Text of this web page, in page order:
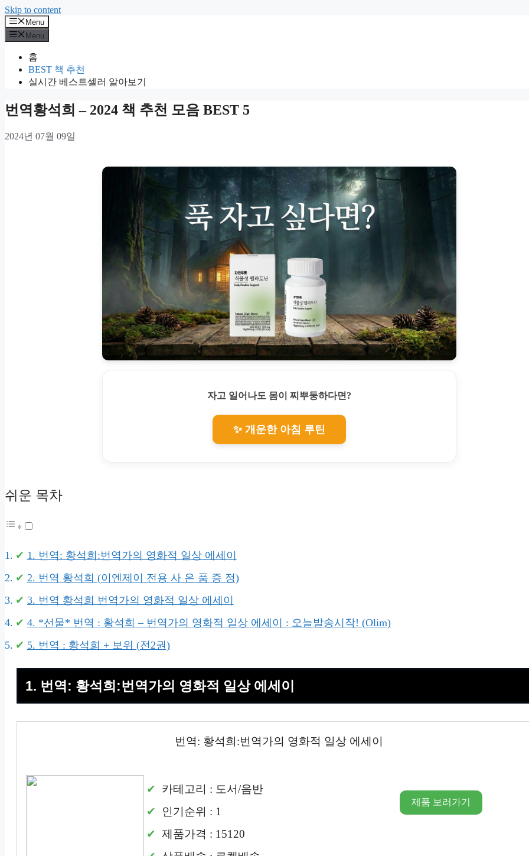
Skip to content
Menu
Menu
홈
BEST 책 추천
실시간 베스트셀러 알아보기
번역황석희 – 2024 책 추천 모음 BEST 5
2024년 07월 09일
자고 일어나도 몸이 찌뿌둥하다면?
✨ 개운한 아침 루틴
쉬운 목차
1. 번역: 황석희:번역가의 영화적 일상 에세이
2. 번역 황석희 (이엔제이 전용 사 은 품 증 정)
3. 번역 황석희 번역가의 영화적 일상 에세이
4. *선물* 번역 : 황석희 – 번역가의 영화적 일상 에세이 : 오늘발송시작! (Olim)
5. 번역 : 황석희 + 보위 (전2권)
1. 번역: 황석희:번역가의 영화적 일상 에세이
번역: 황석희:번역가의 영화적 일상 에세이
카테고리 : 도서/음반
인기순위 : 1
제품가격 : 15120
제품 보러가기